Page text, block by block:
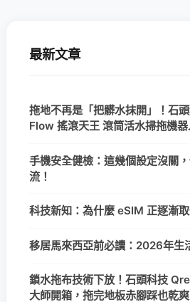
最新文章
拖地不再是「把髒水抹開」！石
Flow 搖滾天王 滾筒活水掃拖機器
手機安全健檢：這幾個設定沒關
流！
科技新知：為什麼 eSIM 正逐漸
移居馬來西亞前必讀：2026年生
鎖水拖布技術下放！石頭科技
大師開箱，拖完地板赤腳踩也乾爽